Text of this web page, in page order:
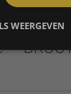
–
WEERGEVEN